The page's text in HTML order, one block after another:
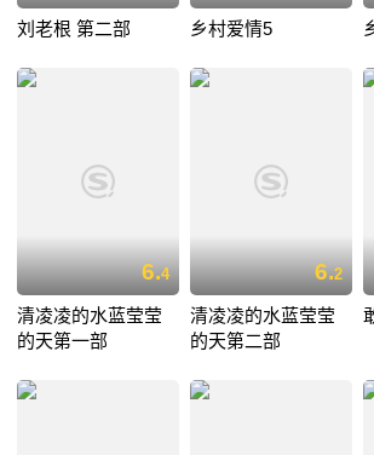
刘老根 第二部 乡村爱情5
6.4
清凌凌的水蓝莹莹
的天第一部
6.2
清凌凌的水蓝莹莹
的天第二部